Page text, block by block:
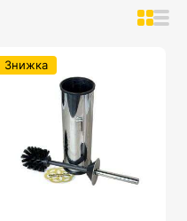
Знижка